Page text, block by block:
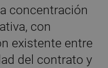
concentración
con
existente entre
del contrato y